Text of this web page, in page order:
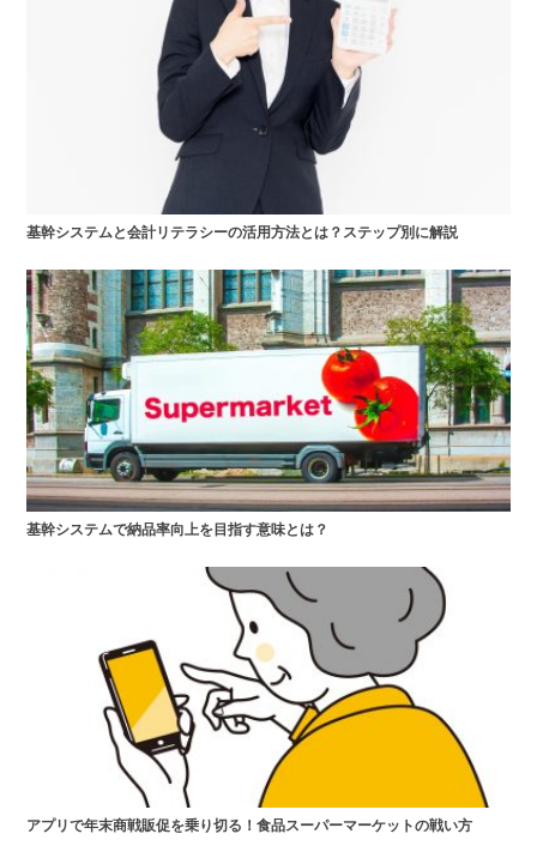
基幹システムと会計リテラシーの活用方法とは？ステップ別に解説
基幹システムで納品率向上を目指す意味とは？
アプリで年末商戦販促を乗り切る！食品スーパーマーケットの戦い方